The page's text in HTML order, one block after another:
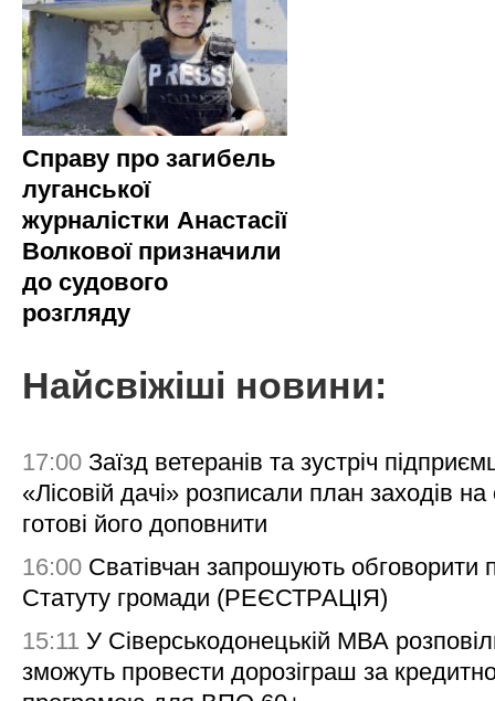
Справу про загибель
луганської
журналістки Анастасії
Волкової призначили
до судового
розгляду
Найсвіжіші новини:
17:00 Заїзд ветеранів та зустріч
«Лісовій дачі» розписали план заходів на
готові його доповнити
16:00 Сватівчан запрошують обговорити
Статуту громади (РЕЄСТРАЦІЯ)
15:11 У Сіверськодонецькій МВА
зможуть провести дорозіграш за